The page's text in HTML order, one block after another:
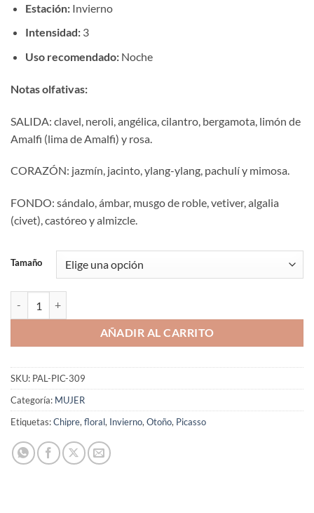
Estación:Invierno
Intensidad:3
Uso recomendado:Noche
Notas olfativas:
SALIDA: clavel, neroli, angélica, cilantro, bergamota, limón de
Amalfi (lima de Amalfi) y rosa.
CORAZÓN: jazmín, jacinto, ylang-ylang, pachulí y mimosa.
FONDO: sándalo, ámbar, musgo de roble, vetiver, algalia
(civet), castóreo y almizcle.
Tamaño
AÑADIR AL CARRITO
SKU: PAL-PIC-309
Categoría: MUJER
Etiquetas:Chipre, floral, Invierno, Otoño, Picasso